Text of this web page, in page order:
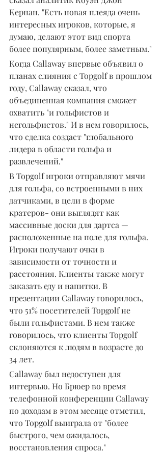
Кернан. "Есть новая плеяда очень
интересных игроков, которые, я
думаю, делают этот вид спорта
более популярным, более заметным."
Когда Callaway впервые объявил о
планах слияния с Topgolf в прошлом
году, Callaway сказал, что
объединенная компания сможет
охватить "и гольфистов и
негольфистов." И в нем говорилось,
что сделка создаст "глобального
лидера в области гольфа и
развлечений."
В Topgolf игроки отправляют мячи
для гольфа, со встроенными в них
датчиками, в цели в форме
кратеров- они выглядят как
массивные доски для дартса —
расположенные на поле для гольфа.
Игроки получают очки в
зависимости от точности и
расстояния. Клиенты также могут
заказать еду и напитки. В
презентации Callaway говорилось,
что 51% посетителей Topgolf не
были гольфистами. В нем также
говорилось, что клиенты Topgolf
склоняются к людям в возрасте до
34 лет.
Callaway был недоступен для
интервью. Но Брюер во время
телефонной конференции Callaway
по доходам в этом месяце отметил,
что Topgolf выиграла от "более
быстрого, чем ожидалось,
восстановления спроса."